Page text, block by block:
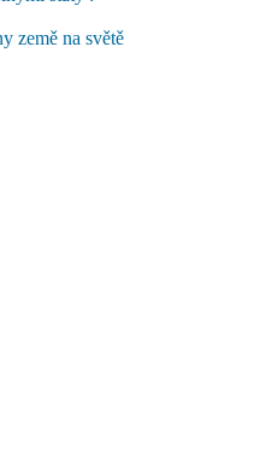
země na světě